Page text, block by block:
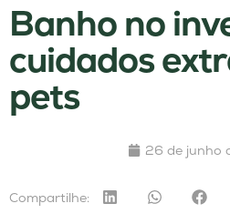
Banho no
cuidados
pets
26 de junho
Compartilhe: